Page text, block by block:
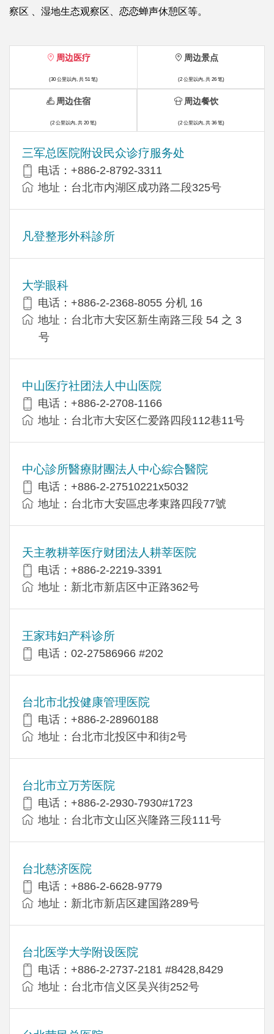
察区 、湿地生态观察区、恋恋蝉声休憩区等。
周边医疗
(30 公里以内, 共 51 笔)
三军总医院附设民众诊疗服务处
电话：+886-2-8792-3311
地址：台北市内湖区成功路二段325号
凡登整形外科診所
大学眼科
电话：+886-2-2368-8055 分机 16
地址：台北市大安区新生南路三段 54 之 3
号
中山医疗社团法人中山医院
电话：+886-2-2708-1166
地址：台北市大安区仁爱路四段112巷11号
中心診所醫療財團法人中心綜合醫院
电话：+886-2-27510221x5032
地址：台北市大安區忠孝東路四段77號
天主教耕莘医疗财团法人耕莘医院
电话：+886-2-2219-3391
地址：新北市新店区中正路362号
王家玮妇产科诊所
电话：02-27586966 #202
台北市北投健康管理医院
电话：+886-2-28960188
地址：台北市北投区中和街2号
台北市立万芳医院
电话：+886-2-2930-7930#1723
地址：台北市文山区兴隆路三段111号
台北慈济医院
电话：+886-2-6628-9779
地址：新北市新店区建国路289号
台北医学大学附设医院
电话：+886-2-2737-2181 #8428,8429
地址：台北市信义区吴兴街252号
周边景点
(2 公里以内, 共 26 笔)
周边住宿
(2 公里以内, 共 20 笔)
周边餐饮
(2 公里以内, 共 36 笔)